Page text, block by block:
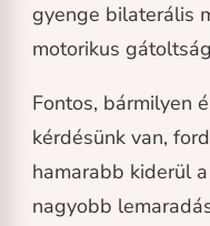
gyenge bilaterális
motorikus
Fontos, bármilyen
kérdésünk van,
hamarabb kiderül
nagyobb